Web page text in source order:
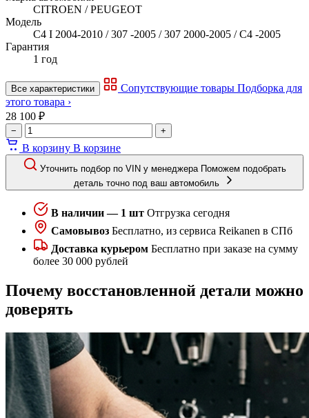
CITROEN / PEUGEOT
Модель
C4 I 2004-2010 / 307 -2005 / 307 2000-2005 / C4 -2005
Гарантия
1 год
Все характеристики Сопутствующие товары Подборка для
этого товара ›
28 100 ₽
− +
В корзину В корзине
Уточнить подбор по VIN у менеджера Поможем подобрать
деталь точно под ваш автомобиль
В наличии — 1 шт Отгрузка сегодня
Самовывоз Бесплатно, из сервиса Reikanen в СПб
Доставка курьером Бесплатно при заказе на сумму
более 30 000 рублей
Почему восстановленной детали можно
доверять